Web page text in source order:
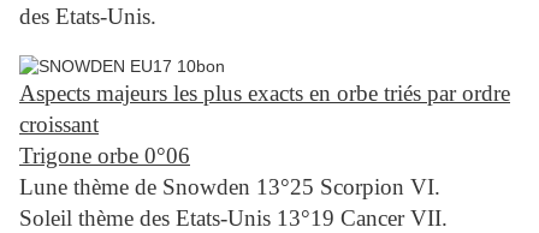
des Etats-Unis.
Aspects majeurs les plus exacts en orbe triés par ordre
croissant
Trigone orbe 0°06
Lune thème de Snowden 13°25 Scorpion VI.
Soleil thème des Etats-Unis 13°19 Cancer VII.